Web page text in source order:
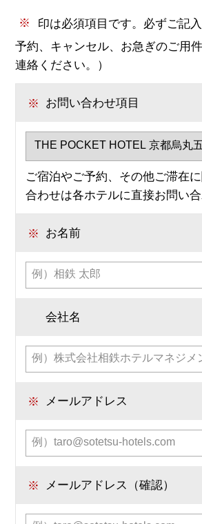
※
印は必須項目です。必ずご記
予約、キャンセル、お急ぎのご用
連絡ください。）
※ お問い合わせ項目
ご宿泊やご予約、その他ご滞在
合わせは各ホテルに直接お問い
※ お名前
会社名
※ メールアドレス
※ メールアドレス（確認）